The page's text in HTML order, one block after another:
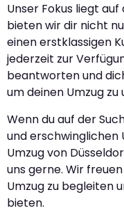
Unser Fokus liegt
bieten wir dir nicht
einen erstklassigen
jederzeit zur
beantworten und
um deinen Umzug
Wenn du auf der
und erschwinglichen
Umzug von
uns gerne. Wir
Umzug zu begleiten
bieten.